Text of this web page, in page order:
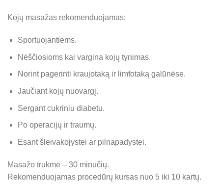
Kojų masažas rekomenduojamas:
Sportuojantiems.
Nėščiosioms kai vargina kojų tynimas.
Norint pagerinti kraujotaką ir limfotaką galūnėse.
Jaučiant kojų nuovargį.
Sergant cukriniu diabetu.
Po operacijų ir traumų.
Esant šleivakojystei ar pilnapadystei.
Masažo trukmė – 30 minučių.
Rekomenduojamas procedūrų kursas nuo 5 iki 10 kartų.